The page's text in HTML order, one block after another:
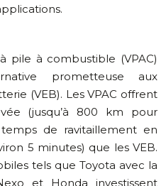
pile à combustible (VPAC)
prometteuse aux
(VEB). Les VPAC offrent
(jusqu’à 800 km pour
de ravitaillement en
5 minutes) que les VEB.
tels que Toyota avec la
et Honda investissent